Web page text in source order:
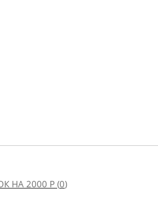
НА 2000 Р (0)